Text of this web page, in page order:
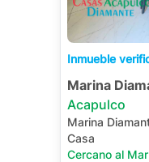
Inmueble
Marina
Acapulco
Marina
Casa
Cercano al Mar